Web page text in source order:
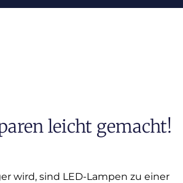
leicht gemacht!
wird, sind LED-Lampen zu einer